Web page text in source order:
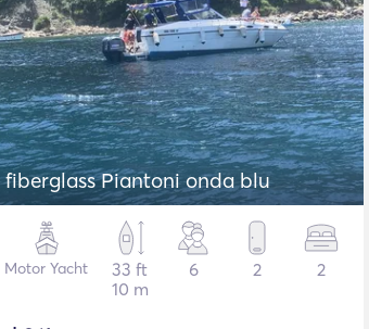
fiberglass Piantoni onda blu
Motor Yacht
33 ft
10 m
6 2 2